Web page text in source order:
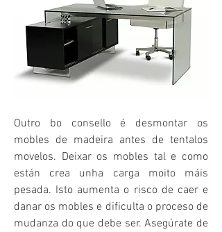
Outro bo consello é desmontar os
mobles de madeira antes de tentalos
movelos. Deixar os mobles tal e como
están crea unha carga moito máis
pesada. Isto aumenta o risco de caer e
danar os mobles e dificulta o proceso de
mudanza do que debe ser. Asegúrate de